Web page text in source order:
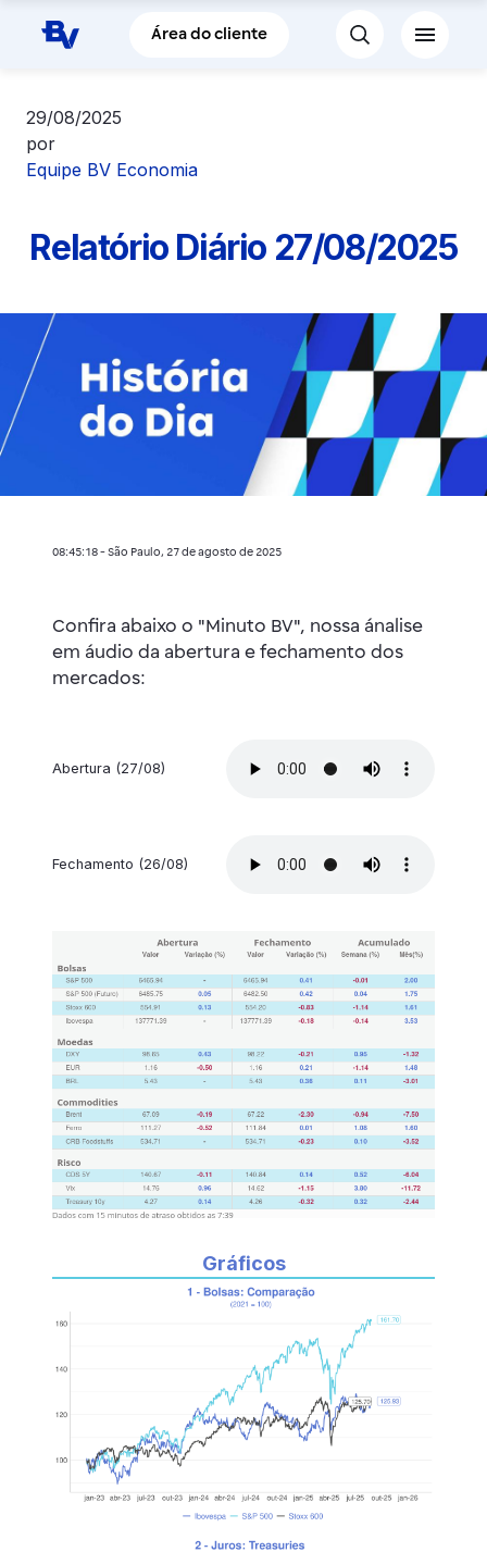
Pular para o Conteúdo principal
Área do cliente
29/08/2025
por
Equipe BV Economia
Relatório Diário 27/08/2025
08:45:18 - São Paulo, 27 de agosto de 2025
Confira abaixo o "Minuto BV", nossa ánalise
em áudio da abertura e fechamento dos
mercados:
Abertura (27/08)
Fechamento (26/08)
Gráficos